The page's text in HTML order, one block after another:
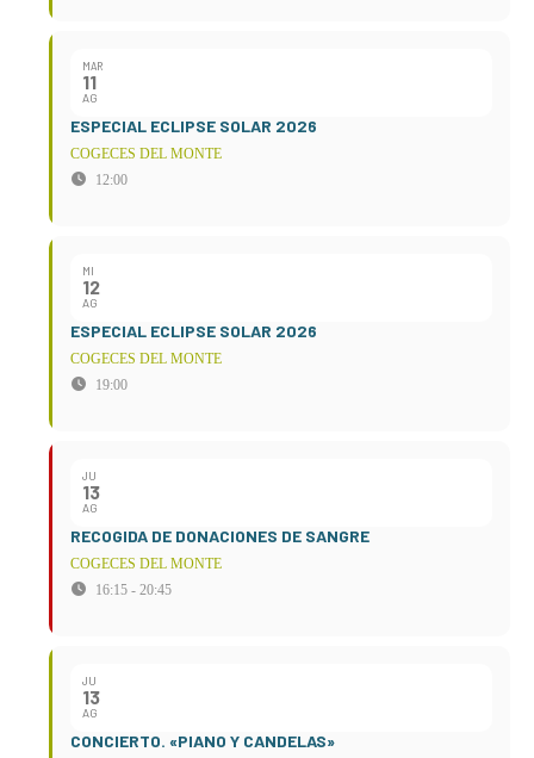
MAR
11
AG
ESPECIAL ECLIPSE SOLAR 2026
COGECES DEL MONTE
12:00
MI
12
AG
ESPECIAL ECLIPSE SOLAR 2026
COGECES DEL MONTE
19:00
JU
13
AG
RECOGIDA DE DONACIONES DE SANGRE
COGECES DEL MONTE
16:15 - 20:45
JU
13
AG
CONCIERTO. «PIANO Y CANDELAS»